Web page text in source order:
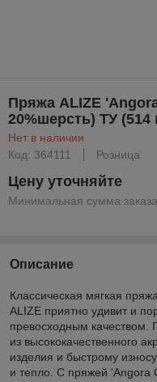
Пряжа ALIZE
20%шерсть) ТУ (514
Нет в наличии
Код: 364111
Розница
Цену уточняйте
Минимальная сумма
Описание
Классическая мягкая
ALIZE приятно удивит и
превосходным качеством.
из высококачественного
изделия и быстрому
и тепло. С пряжей 'Angora